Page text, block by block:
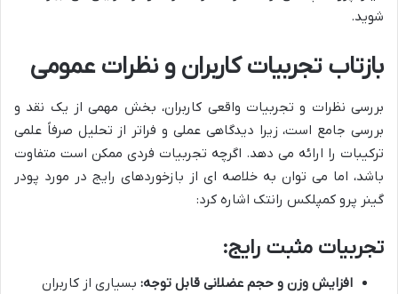
شوید.
بازتاب تجربیات کاربران و نظرات عمومی
بررسی نظرات و تجربیات واقعی کاربران، بخش مهمی از یک نقد و
بررسی جامع است، زیرا دیدگاهی عملی و فراتر از تحلیل صرفاً علمی
ترکیبات را ارائه می دهد. اگرچه تجربیات فردی ممکن است متفاوت
باشد، اما می توان به خلاصه ای از بازخوردهای رایج در مورد پودر
گینر پرو کمپلکس رانتک اشاره کرد:
تجربیات مثبت رایج:
افزایش وزن و حجم عضلانی قابل توجه: بسیاری از کاربران